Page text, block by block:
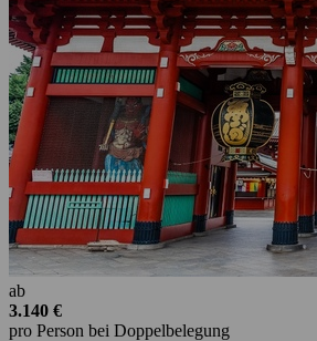
ab
3.140 €
pro Person bei Doppelbelegung